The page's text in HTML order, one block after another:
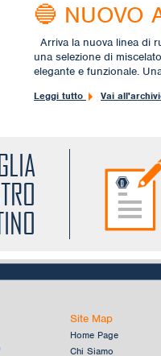
🔵 NUOVO
Arriva la nuova linea di
una selezione di
elegante e funzionale.
Leggi tutto Vai
Site Map
Home Page
Chi Siamo